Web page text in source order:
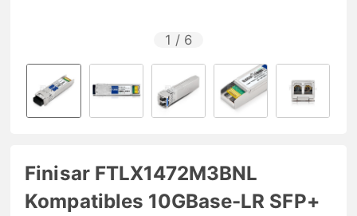
1 / 6
Finisar FTLX1472M3BNL
Kompatibles 10GBase-LR SFP+